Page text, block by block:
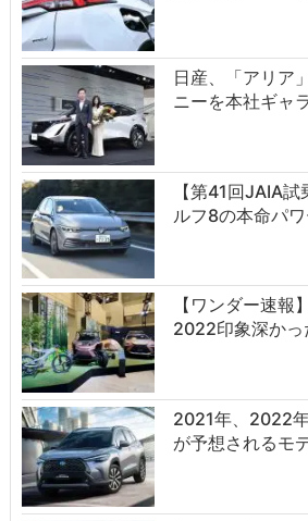
日産、「アリア
ニーを本社ギャ
【第41回JAIA
ルフ8の本命パ
【ワンダー速報
2022印象深かっ
2021年、2022
が予想されるモ